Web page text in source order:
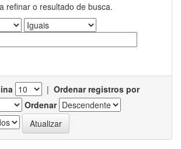
refinar o resultado de busca.
| Ordenar registros por
Ordenar